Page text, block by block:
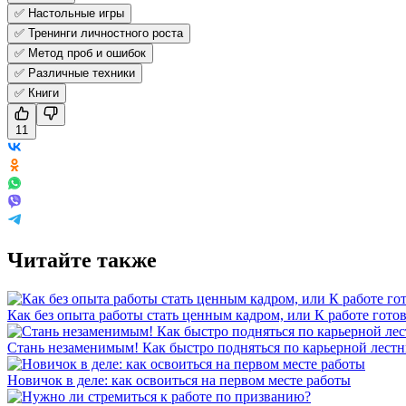
✅ Настольные игры
✅ Тренинги личностного роста
✅ Метод проб и ошибок
✅ Различные техники
✅ Книги
11
Читайте также
Как без опыта работы стать ценным кадром, или К работе
Стань незаменимым! Как быстро подняться по карьерной
Новичок в деле: как освоиться на первом месте работы